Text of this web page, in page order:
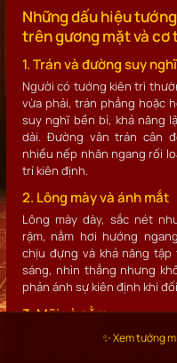
Những dấu hiệu
trên gương mặt và cơ
1. Trán và đường suy nghĩ
Người có tướng kiên trì
vừa phải, trán phẳng hoặc
suy nghĩ bền bỉ, khả năng
dài. Đường vân trán cân
nhiều nếp nhăn ngang rối
trí kiên định.
2. Lông mày và ánh mắt
Lông mày dày, sắc nét
rậm, nằm hơi hướng
chịu đựng và khả năng tập
sáng, nhìn thẳng nhưng
phản ánh sự kiên định khi
3. Mũi và cằm
Mũi thẳng, sống mũi đầy
mạnh mẽ; cằm đầy và
✨ Xem tướng